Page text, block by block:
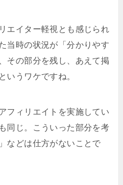
エイター軽視とも感じられ
当時の状況が「分かりやす
その部分を残し、あえて掲
いうワケですね。
フィリエイトを実施してい
同じ。こういった部分を考
などは仕方がないことで